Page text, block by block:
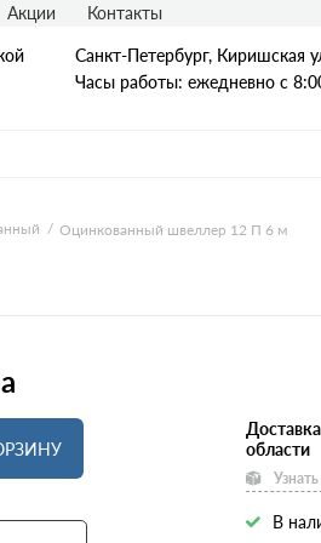
Санкт-Петербург, Киришская
Часы работы: ежедневно с
Акции Контакты
Оцинкованный швеллер 12 П 6 м
области
В